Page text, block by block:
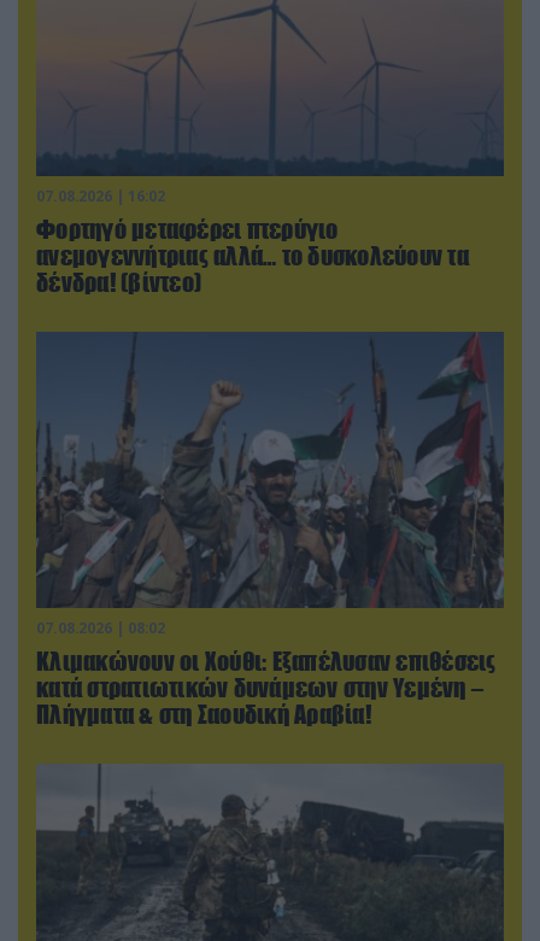
07.08.2026 | 16:02
Φορτηγό μεταφέρει πτερύγιο
ανεμογεννήτριας αλλά… το δυσκολεύουν τα
δένδρα! (βίντεο)
07.08.2026 | 08:02
Κλιμακώνουν οι Χούθι: Eξαπέλυσαν επιθέσεις
κατά στρατιωτικών δυνάμεων στην Υεμένη –
Πλήγματα & στη Σαουδική Αραβία!